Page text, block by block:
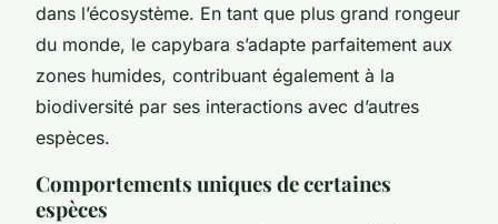
dans l’écosystème. En tant que plus grand rongeur
du monde, le capybara s’adapte parfaitement aux
zones humides, contribuant également à la
biodiversité par ses interactions avec d’autres
espèces.
Comportements uniques de certaines
espèces